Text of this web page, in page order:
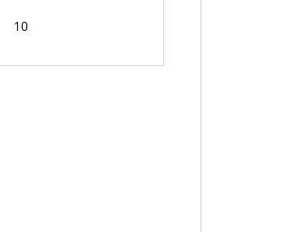
10